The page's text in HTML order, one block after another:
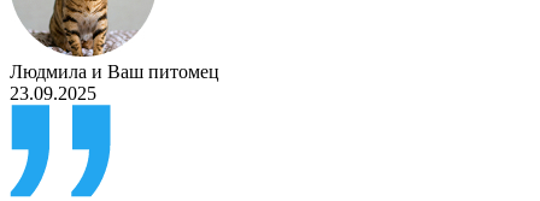
Людмила и Ваш питомец
23.09.2025